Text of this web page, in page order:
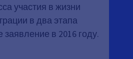
участия в жизни
в два этапа
в 2016 году.